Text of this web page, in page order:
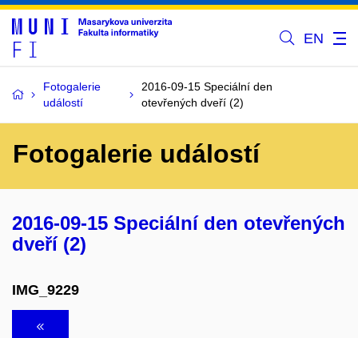
EN
Fotogalerie
událostí
2016-09-15 Speciální den
otevřených dveří (2)
Fotogalerie událostí
2016-09-15 Speciální den otevřených
dveří (2)
IMG_9229